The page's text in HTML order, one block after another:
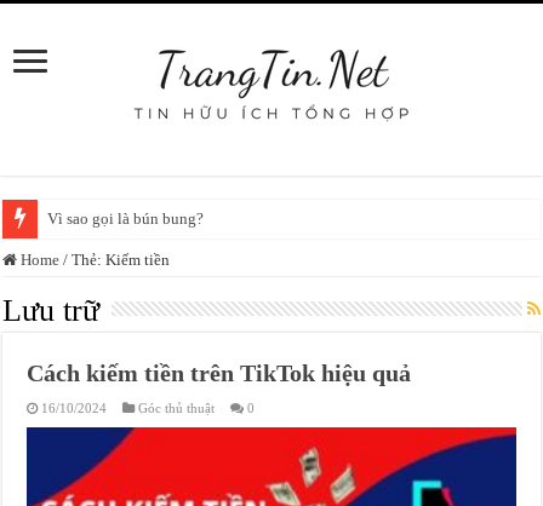
Vì sao gọi là bún bung?
Home / Thẻ:Kiếm tiền
Lưu trữ
Cách kiếm tiền trên TikTok hiệu quả
16/10/2024 Góc thủ thuật 0